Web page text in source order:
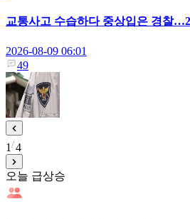
교통사고 수습하다 중상입은 경찰
2026-08-09 06:01
49
1 4
오늘 급상승